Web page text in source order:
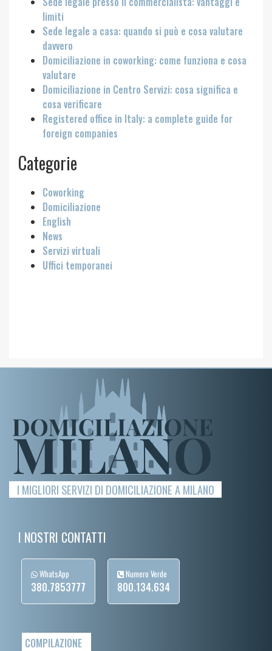
limiti
Sede legale a casa: quando si può e cosa valutare
davvero
Domiciliazione in coworking: come funziona e cosa
valutare
Domiciliazione in Centro Servizi: cosa significa e
cosa verificare
Registered office in Italy: a complete guide for
foreign companies
Categorie
Coworking
Domiciliazione
English
News
Servizi virtuali
Uffici temporanei
I MIGLIORI SERVIZI DI DOMICILIAZIONE A MILANO
I NOSTRI CONTATTI
WhatsApp
380.7853777
Numero Verde
800.134.634
COMPILAZIONE